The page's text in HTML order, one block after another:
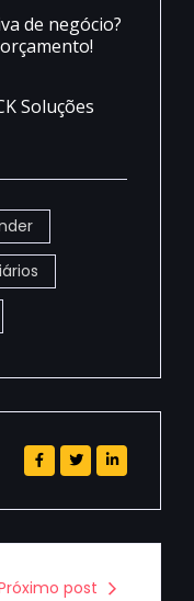
de negócio?
Soluções
post